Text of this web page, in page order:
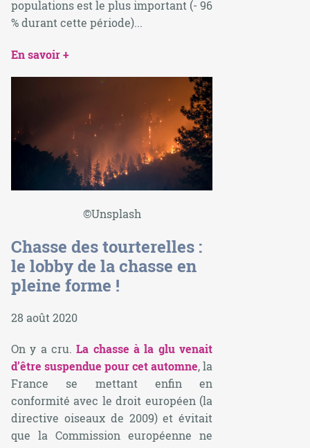
populations est le plus important (- 96
% durant cette période)...
En savoir +
©Unsplash
Chasse des tourterelles :
le lobby de la chasse en
pleine forme !
28 août 2020
On y a cru.La chasse à la glu venait
d’être suspendue pour cet automne, la
France se mettant enfin en
conformité avec le droit européen (la
directive oiseaux de 2009) et évitait
que la Commission européenne ne